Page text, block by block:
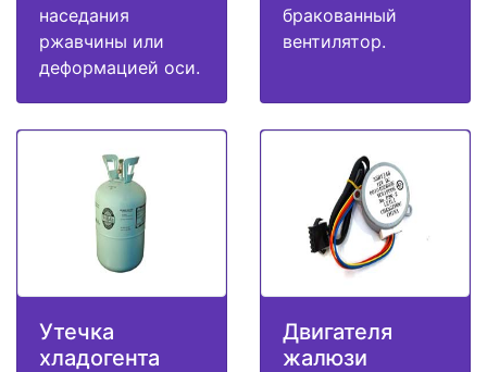
наседания
ржавчины или
деформацией оси.
бракованный
вентилятор.
Утечка
хладогента
Двигателя
жалюзи